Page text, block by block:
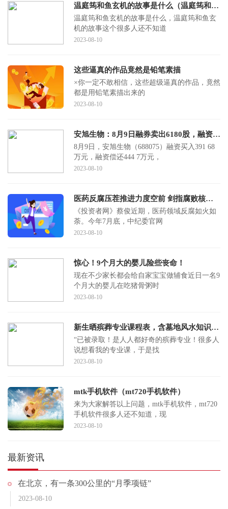
温庭筠和鱼玄机的故事是什么（温庭筠和鱼玄机的故事）
温庭筠和鱼玄机的故事是什么，温庭筠和鱼玄
机的故事这个很多人还不知道
2023-08-10
这些逼真的作品竟然是铅笔素描
×你一定不敢相信，这些超级逼真的作品，竟然
都是用铅笔素描出来的
2023-08-10
安旭生物：8月9日融券卖出6180股，融资融券余额1.04亿元
8月9日，安旭生物（688075）融资买入391 68
万元，融资偿还444 7万元，
2023-08-10
医药反腐压茬推进力度空前 剑指腐败核心利益链
《投资者网》蔡俊近期，医药领域反腐如火如
荼。今年7月底，中纪委官网
2023-08-10
惊心！9个月大的婴儿险些丧命！
现在不少家长都会给自家宝宝做辅食近日一名9
个月大的婴儿在吃猪骨粥时
2023-08-10
新生晒殡葬专业课程表，含墓地风水知识，当事人：建议不要冲动报考
“已被录取！是人人都好奇的殡葬专业！很多人
说想看我的专业课，于是找
2023-08-10
mtk手机软件（mt720手机软件）
来为大家解答以上问题，mtk手机软件，mt720
手机软件很多人还不知道，现
2023-08-10
最新资讯
在北京，有一条300公里的“月季项链”
2023-08-10